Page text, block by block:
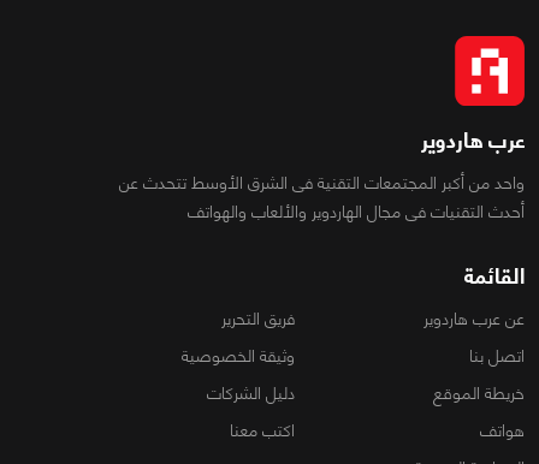
عرب هاردوير
واحد من أكبر المجتمعات التقنية فى الشرق الأوسط تتحدث عن
أحدث التقنيات فى مجال الهاردوير والألعاب والهواتف
القائمة
عن عرب هاردوير
فريق التحرير
اتصل بنا
وثيقة الخصوصية
خريطة الموقع
دليل الشركات
هواتف
اكتب معنا